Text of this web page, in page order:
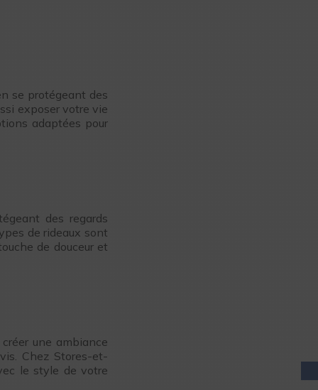
se protégeant des
exposer votre vie
adaptées pour
des regards
de rideaux sont
de douceur et
une ambiance
Chez Stores-et-
le style de votre